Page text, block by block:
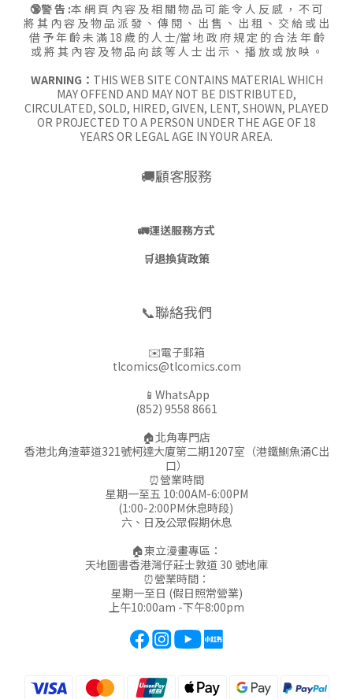
🔞警 告 :本 網 頁 內 容 及 相 關 物 品 可 能 令 人 反 感 ， 不 可
將 其 內 容 及 物 品 派 發 、 傳 閱 、 出 售 、 出 租 、 交 給 或 出
借 予 年 齡 未 滿 18 歲 的 人 士/當 地 政 府 規 定 的 合 法 年 齡
或 將 其 內 容 及 物 品 向 該 等 人 士 出 示 、 播 放 或 放 映 。
WARNING： THIS WEB SITE CONTAINS MATERIAL WHICH
MAY OFFEND AND MAY NOT BE DISTRIBUTED,
CIRCULATED, SOLD, HIRED, GIVEN, LENT, SHOWN, PLAYED
OR PROJECTED TO A PERSON UNDER THE AGE OF 18
YEARS OR LEGAL AGE IN YOUR AREA.
🚚顧客服務
🚛運送服務方式
🛒退換貨政策
📞聯絡我們
✉️電子郵箱
tlcomics@tlcomics.com
📱WhatsApp
(852) 9558 8661
🏠北角專門店
香港北角渣華道321號柯達大廈第二期1207室（港鐵鰂魚涌C出
口）
⏰營業時間
星期一至五 10:00AM-6:00PM
(1:00-2:00PM休息時段)
六、日及公眾假期休息
🏠東立漫畫專區：
天地圖書香港灣仔莊士敦道 30 號地庫
⏰營業時間：
星期一至日 (假日照常營業)
上午10:00am -下午8:00pm